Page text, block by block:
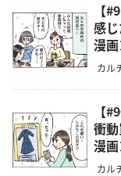
【
感
漫画
カル
【
衝
漫画
カル